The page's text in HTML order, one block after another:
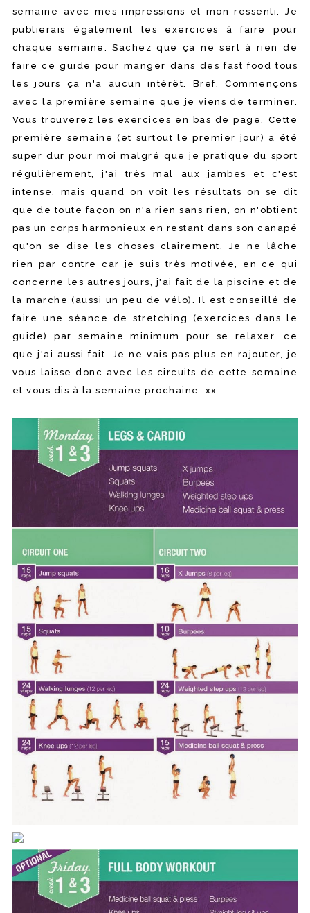
semaine avec mes impressions et mon ressenti. Je
publierais également les exercices à faire pour
chaque semaine. Sachez que ça ne sert à rien de
faire ce guide pour manger dans des fast food tous
les jours ça n'a aucun intérêt. Bref. Commençons
avec la première semaine que je viens de terminer.
Vous trouverez les exercices en bas de page. Cette
première semaine (et surtout le premier jour) a été
super dur pour moi malgré que je pratique du sport
régulièrement, j'ai très mal aux jambes et c'est
intense, mais quand on voit les résultats on se dit
que de toute façon on n'a rien sans rien, on n'obtient
pas un corps harmonieux en restant dans son canapé
qu'on se dise les choses clairement. Je ne lâche
rien par contre car je suis très motivée, en ce qui
concerne les autres jours, j'ai fait de la piscine et de
la marche (aussi un peu de vélo). Il est conseillé de
faire une séance de stretching (exercices dans le
guide) par semaine minimum pour se relaxer, ce
que j'ai aussi fait. Je ne vais pas plus en rajouter, je
vous laisse donc avec les circuits de cette semaine
et vous dis à la semaine prochaine. xx